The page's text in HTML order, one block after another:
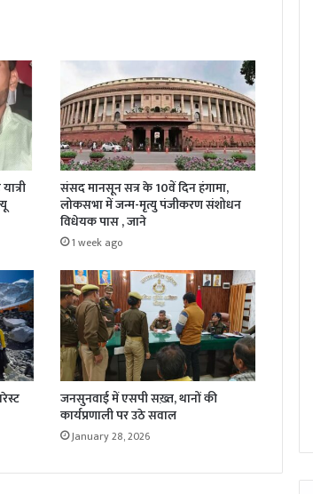
संसद मानसून सत्र के 10वें दिन हंगामा,
लोकसभा में जन्म-मृत्यु पंजीकरण संशोधन
विधेयक पास , जाने
1 week ago
जनसुनवाई में एसपी सख़्त, थानों की
कार्यप्रणाली पर उठे सवाल
January 28, 2026